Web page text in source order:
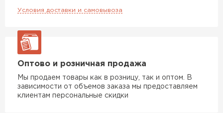
Условия доставки и самовывоза
Оптово и розничная продажа
Мы продаем товары как в розницу, так и оптом. В
зависимости от объемов заказа мы предоставляем
клиентам персональные скидки
Утеплитель Технониколь
ПЕРЕЙТИ